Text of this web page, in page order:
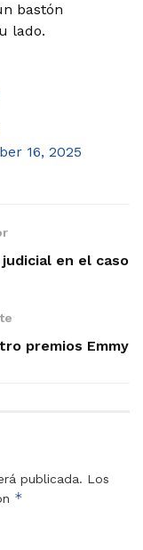
bastón
lado.
16, 2025
en el caso
premios Emmy
publicada. Los
*